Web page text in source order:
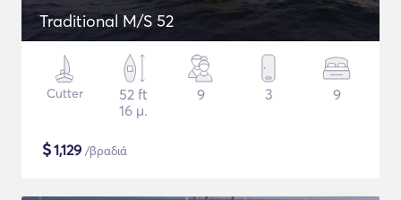
Traditional M/S 52
Cutter
52 ft
16 μ.
9 3 9
$1,129 /βραδιά